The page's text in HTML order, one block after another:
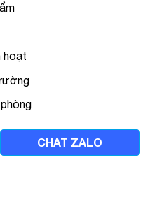
hoạt
CHAT ZALO